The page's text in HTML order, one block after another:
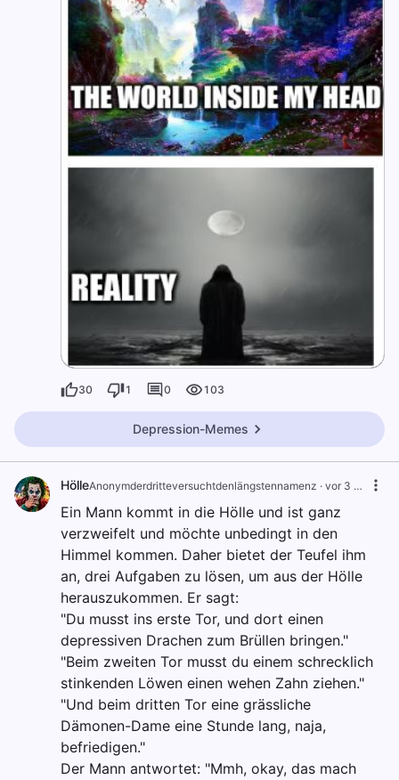
30 1 0 103
Depression-Memes
HölleAnonymderdritteversuchtdenlängstennamenz · vor 3 Jahren
Ein Mann kommt in die Hölle und ist ganz
verzweifelt und möchte unbedingt in den
Himmel kommen. Daher bietet der Teufel ihm
an, drei Aufgaben zu lösen, um aus der Hölle
herauszukommen. Er sagt:
"Du musst ins erste Tor, und dort einen
depressiven Drachen zum Brüllen bringen."
"Beim zweiten Tor musst du einem schrecklich
stinkenden Löwen einen wehen Zahn ziehen."
"Und beim dritten Tor eine grässliche
Dämonen-Dame eine Stunde lang, naja,
befriedigen."
Der Mann antwortet: "Mmh, okay, das mach